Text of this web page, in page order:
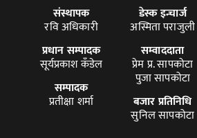
संस्थापक
रवि अधिकारी
प्रधान सम्पादक
सूर्यप्रकाश कँडेल
सम्पादक
प्रतीक्षा शर्मा
डेस्क इन्चार्ज
अस्मिता पराजुली
सम्वाददाता
प्रेम प्र. सापकोटा
पुजा सापकोटा
बजार प्रतिनिधि
सुनिल सापकोटा